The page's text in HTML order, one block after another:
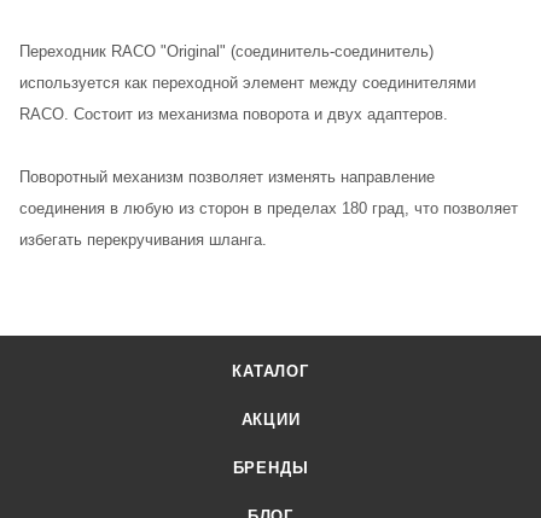
Переходник RACO "Original" (соединитель-соединитель)
используется как переходной элемент между соединителями
RACO. Состоит из механизма поворота и двух адаптеров.
Поворотный механизм позволяет изменять направление
соединения в любую из сторон в пределах 180 град, что позволяет
избегать перекручивания шланга.
КАТАЛОГ
АКЦИИ
БРЕНДЫ